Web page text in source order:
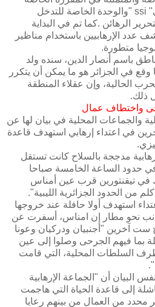
باسم أنصار الدين، سنده ولد
في الجزائر هو ما يمكن أن يتكرر
الحالية، وإن عقلاء المنطقة
ذلك.
والجماعات المحلية في بيان لها عن
رعية أجنبية وجرح 6 آخرين في اعتداء إرهابي استهدف قاعدة
مدججة بالسلاح كانت تستقل
استهدف أولا حافلة عند خروجها
نحو مطار إن امناس، أسفرت عن
آخرين "أجنبيان ودركيان وعونا
بما فيهم الجرحى وصلوا إلى عين
‬السلطات‮ ‬المحلية،‮ ‬التي‮ ‬قامت‮
البيان أن "الجماعة الإرهابية
إلى قاعدة الحياة التي هاجمت
محدد من العمال من بينهم رعايا